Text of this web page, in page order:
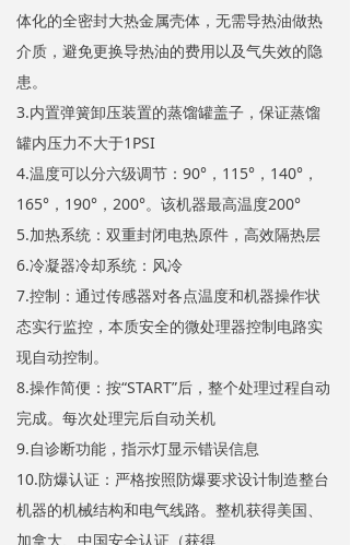
体化的全密封大热金属壳体，无需导热油做热
介质，避免更换导热油的费用以及气失效的隐
患。
3.内置弹簧卸压装置的蒸馏罐盖子，保证蒸馏
罐内压力不大于1PSI
4.温度可以分六级调节：90°，115°，140°，
165°，190°，200°。该机器最高温度200°
5.加热系统：双重封闭电热原件，高效隔热层
6.冷凝器冷却系统：风冷
7.控制：通过传感器对各点温度和机器操作状
态实行监控，本质安全的微处理器控制电路实
现自动控制。
8.操作简便：按“START”后，整个处理过程自动
完成。每次处理完后自动关机
9.自诊断功能，指示灯显示错误信息
10.防爆认证：严格按照防爆要求设计制造整台
机器的机械结构和电气线路。整机获得美国、
加拿大、中国安全认证（获得